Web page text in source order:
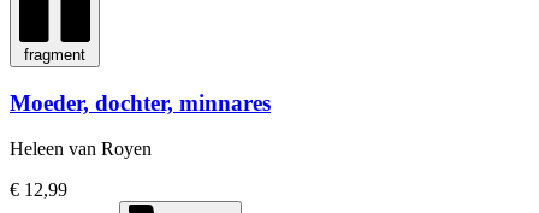
fragment
Moeder, dochter, minnares
Heleen van Royen
€ 12,99